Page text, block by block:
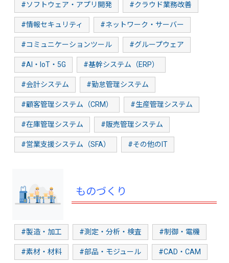
#ソフトウェア・アプリ開発 #クラウド業務改善
#情報セキュリティ #ネットワーク・サーバー
#コミュニケーションツール #グループウェア
#AI・IoT・5G #基幹システム（ERP）
#会計システム #勤怠管理システム
#顧客管理システム（CRM） #生産管理システム
#在庫管理システム #販売管理システム
#営業支援システム（SFA） #その他のIT
ものづくり
#製造・加工 #測定・分析・検査 #制御・電機
#素材・材料 #部品・モジュール #CAD・CAM